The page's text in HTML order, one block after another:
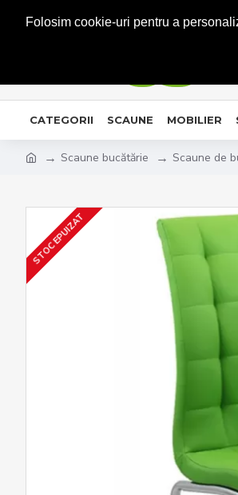
Folosim cookie-uri pentru a
CATEGORII SCAUNE MOBILIER
Scaune bucătărie Scaune de
STOC EPUIZAT